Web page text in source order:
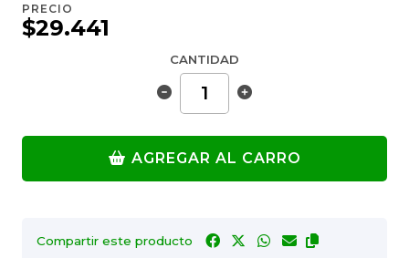
PRECIO
$29.441
CANTIDAD
AGREGAR AL CARRO
Compartir este producto